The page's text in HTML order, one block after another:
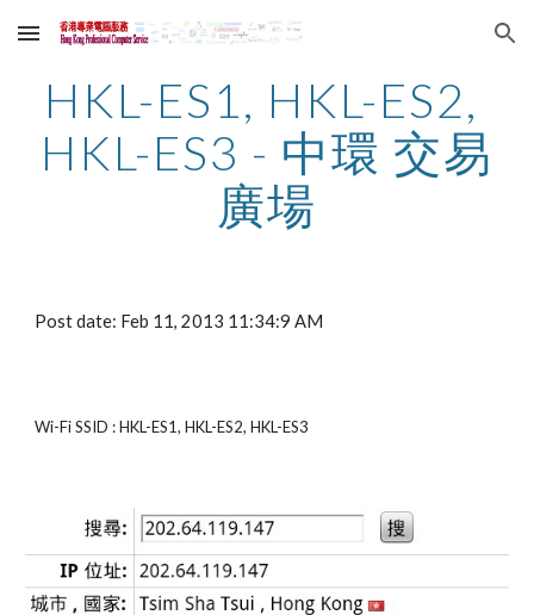
Skip to main content Skip to navigation
HKL-ES1, HKL-ES2,
HKL-ES3 - 中環 交易
廣場
Post date: Feb 11, 2013 11:34:9 AM
Wi-Fi SSID : HKL-ES1, HKL-ES2, HKL-ES3